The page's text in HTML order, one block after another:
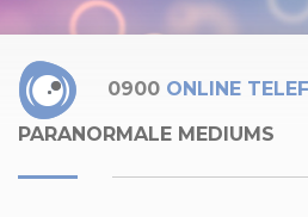
0900 ONLINE
PARANORMALE MEDIUMS